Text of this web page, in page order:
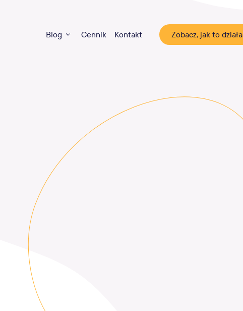
Blog Cennik Kontakt Zobacz, jak to działa